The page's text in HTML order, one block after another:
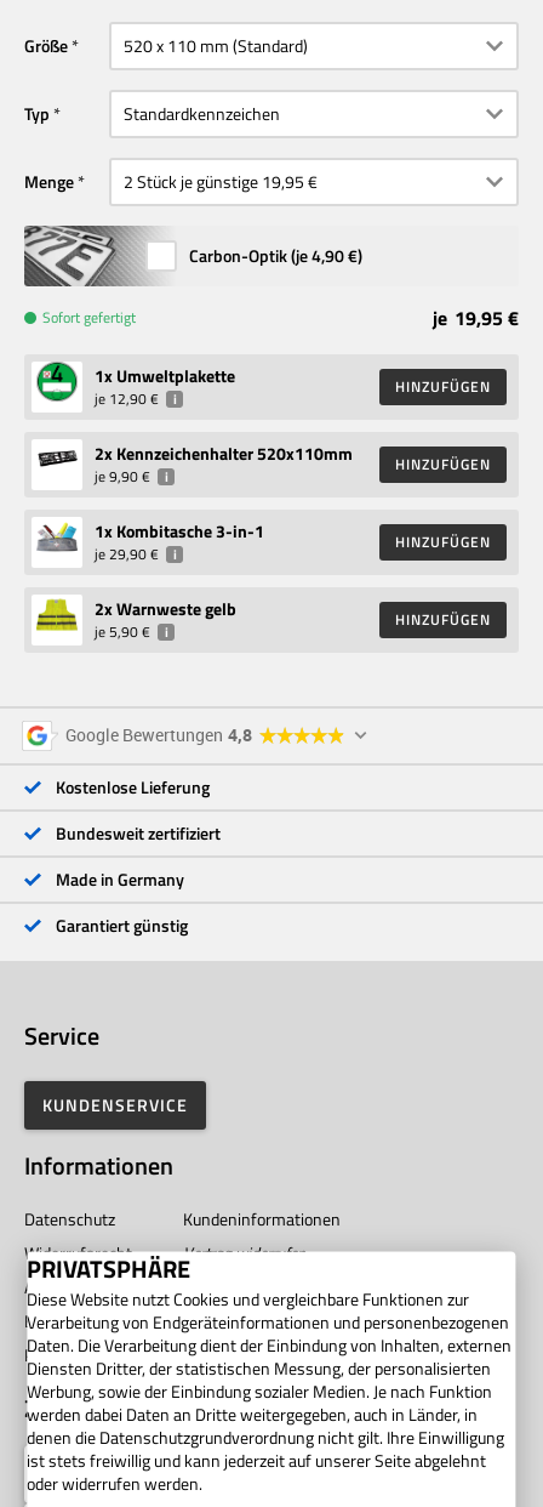
Größe
Typ
Menge
Carbon-Optik (je4,90 €)
Sofort gefertigt je 19,95 €
1x Umweltplakette
je 12,90 € i
HINZUFÜGEN
2x Kennzeichenhalter 520x110mm
je9,90 € i
HINZUFÜGEN
1x Kombitasche 3-in-1
je29,90 € i
HINZUFÜGEN
2x Warnweste gelb
je5,90 € i
HINZUFÜGEN
Google Bewertungen 4,8
4 Sterne
3 Sterne
<1 %
2 Sterne
1 Stern
<1 %
Kostenlose Lieferung
Bundesweit zertifiziert
Made in Germany
Garantiert günstig
Service
KUNDENSERVICE
Informationen
Datenschutz
Kundeninformationen
Widerrufsrecht
Vertrag widerrufen
AGB
Barrierefreiheit
Unternehmen
Privatsphäre
Zahlung
PRIVATSPHÄRE
Diese Website nutzt Cookies und vergleichbare Funktionen zur
Verarbeitung von Endgeräteinformationen und personenbezogenen
Daten. Die Verarbeitung dient der Einbindung von Inhalten, externen
Diensten Dritter, der statistischen Messung, der personalisierten
Werbung, sowie der Einbindung sozialer Medien. Je nach Funktion
werden dabei Daten an Dritte weitergegeben, auch in Länder, in
denen die Datenschutzgrundverordnung nicht gilt. Ihre Einwilligung
ist stets freiwillig und kann jederzeit auf unserer Seite abgelehnt
oder widerrufen werden.